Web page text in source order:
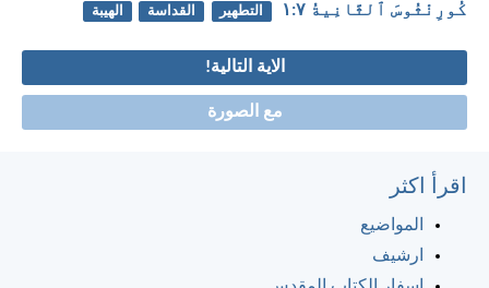
كُورِنْثُوسَ ٱلثَّانِيةُ ٧:‏١ التطهير القداسة الهيبة
الاية التالية!
مع الصورة
اقرأ اكثر
المواضيع
ارشيف